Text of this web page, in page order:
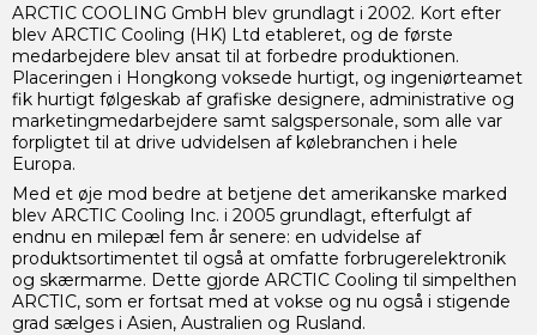
ARCTIC COOLING GmbH blev grundlagt i 2002. Kort efter
blev ARCTIC Cooling (HK) Ltd etableret, og de første
medarbejdere blev ansat til at forbedre produktionen.
Placeringen i Hongkong voksede hurtigt, og ingeniørteamet
fik hurtigt følgeskab af grafiske designere, administrative og
marketingmedarbejdere samt salgspersonale, som alle var
forpligtet til at drive udvidelsen af ​​kølebranchen i hele
Europa.
Med et øje mod bedre at betjene det amerikanske marked
blev ARCTIC Cooling Inc. i 2005 grundlagt, efterfulgt af
endnu en milepæl fem år senere: en udvidelse af
produktsortimentet til også at omfatte forbrugerelektronik
og skærmarme. Dette gjorde ARCTIC Cooling til simpelthen
ARCTIC, som er fortsat med at vokse og nu også i stigende
grad sælges i Asien, Australien og Rusland.